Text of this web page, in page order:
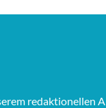
redaktionellen